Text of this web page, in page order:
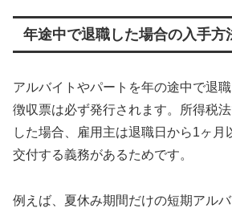
年途中で退職した場合の入手方
アルバイトやパートを年の途中で退
徴収票は必ず発行されます。所得税
した場合、雇用主は退職日から1ヶ月
交付する義務があるためです。
例えば、夏休み期間だけの短期アル